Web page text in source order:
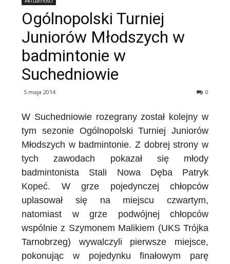
Ogólnopolski Turniej
Juniorów Młodszych w
badmintonie w
Suchedniowie
5 maja 2014 0
W Suchedniowie rozegrany został kolejny w
tym sezonie Ogólnopolski Turniej Juniorów
Młodszych w badmintonie. Z dobrej strony w
tych zawodach pokazał się młody
badmintonista Stali Nowa Dęba Patryk
Kopeć. W grze pojedynczej chłopców
uplasował się na miejscu czwartym,
natomiast w grze podwójnej chłopców
wspólnie z Szymonem Malikiem (UKS Trójka
Tarnobrzeg) wywalczyli pierwsze miejsce,
pokonując w pojedynku finałowym parę